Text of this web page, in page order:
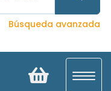
Búsqueda avanzada